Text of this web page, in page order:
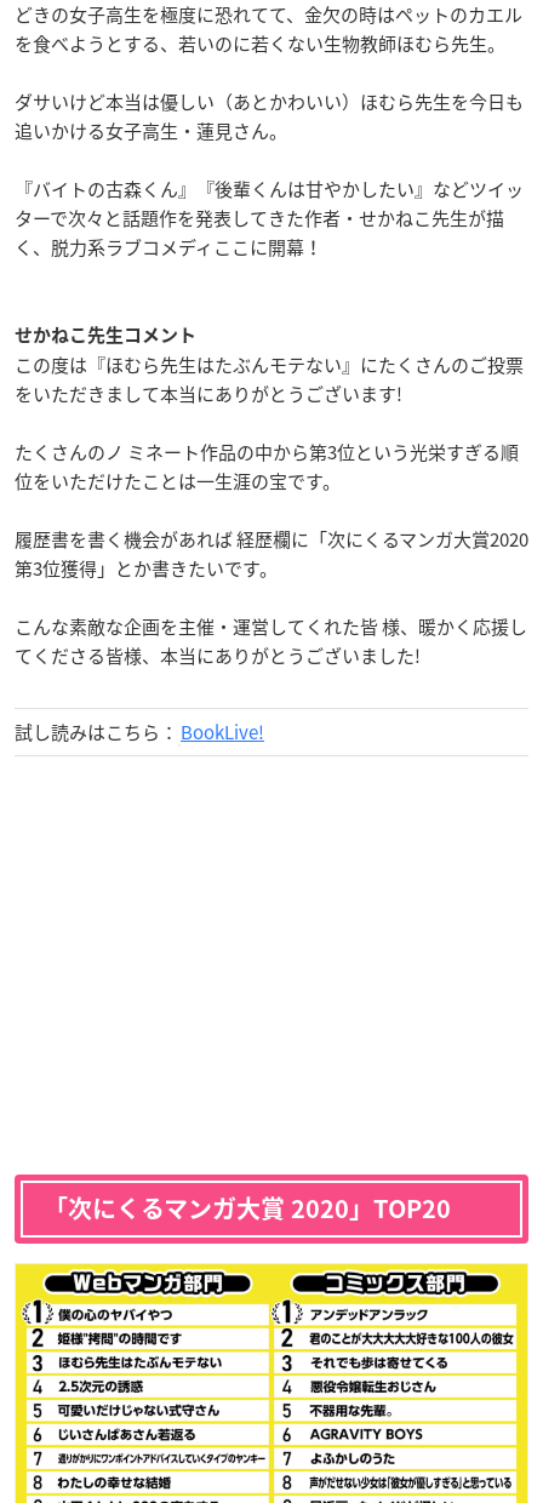
どきの女子高生を極度に恐れてて、金欠の時はペットのカエル
を食べようとする、若いのに若くない生物教師ほむら先生。
ダサいけど本当は優しい（あとかわいい）ほむら先生を今日も
追いかける女子高生・蓮見さん。
『バイトの古森くん』『後輩くんは甘やかしたい』などツイッ
ターで次々と話題作を発表してきた作者・せかねこ先生が描
く、脱力系ラブコメディここに開幕！
せかねこ先生コメント
この度は『ほむら先生はたぶんモテない』にたくさんのご投票
をいただきまして本当にありがとうございます!
たくさんのノ ミネート作品の中から第3位という光栄すぎる順
位をいただけたことは一生涯の宝です。
履歴書を書く機会があれば 経歴欄に「次にくるマンガ大賞2020
第3位獲得」とか書きたいです。
こんな素敵な企画を主催・運営してくれた皆 様、暖かく応援し
てくださる皆様、本当にありがとうございました!
試し読みはこちら： BookLive!
「次にくるマンガ大賞 2020」TOP20